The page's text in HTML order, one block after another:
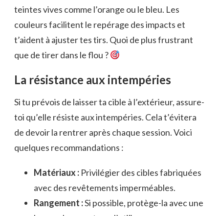
teintes vives comme l’orange ou le bleu. Les
couleurs facilitent le repérage des impacts et
t’aident à ajuster tes tirs. Quoi de plus frustrant
que de tirer dans le flou ?
La résistance aux intempéries
Si tu prévois de laisser ta cible à l’extérieur, assure-
toi qu’elle résiste aux intempéries. Cela t’évitera
de devoir la rentrer après chaque session. Voici
quelques recommandations :
Matériaux : Privilégier des cibles fabriquées
avec des revêtements imperméables.
Rangement :Si possible, protège-la avec une